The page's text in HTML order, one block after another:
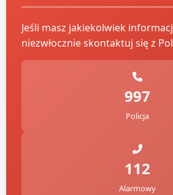
Jeśli masz jakiekolwiek
niezwłocznie skontaktuj się z
997
Policja
112
Alarmowy